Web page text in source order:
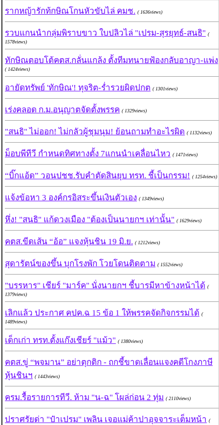
รากหญ้ารักท้กษิณโกนหัวขับไล่ คมช. ( 1636views)
รวบแกนนำกลุ่มพิราบขาว ใบปลิวไล่ "เปรม-สุรยุทธ์-สนธิ" (
1578views)
ทักษิณตอบโต้คตส.กลั่นแกล้ง ตั้งทีมทนายฟ้องกลับอาญา-แพ่ง
( 1424views)
อายัดทรัพย์ 'ทักษิณ'! ทุจริต-ร่ำรวยผิดปกต ( 1301views)
เร่งคลอด ก.ม.อนุญาตจัดตั้งพรรค ( 1329views)
"สนธิ" ไม่ออก! ไม่กลัวผู้ชุมนุม! ย้อนถามทำอะไรผิด ( 1132views)
ม็อบพีทีวี กำหนดทิศทางตั้ง 7แกนนำเคลื่อนไหว ( 1471views)
“บิ๊กแอ้ด” วอนปชช.รับคำตัดสินยุบ ทรท. ชี้เป็นกรรม! ( 1254views)
แจ้งข้อหา 3 องค์กรอิสระขึ้นเงินตัวเอง ( 1349views)
หึ่ง! "สนธิ" แก้ดวงเมือง "ต้องเป็นนายกฯ เท่านั้น" ( 1629views)
คตส.ขีดเส้น “อ้อ” แจงหุ้นชิน 19 มิ.ย. ( 1212views)
สุดารัตน์ของขึ้น บุกโรงพัก โวยโดนติดตาม ( 1552views)
"บรรหาร" เชียร์ "มาร์ค" นั่งนายกฯ ชี้บารมีหาข้างหน้าได้ (
1379views)
เลิกแล้ว ประกาศ คปค.ฉ 15 ข้อ 1 ให้พรรคจัดกิจกรรมได้ (
1489views)
เด็กเก่า ทรท.ตั้งแก๊งเชียร์ "แม้ว" ( 1380views)
คตส.ขู่ “พจมาน” อย่าตุกติก - ถกชี้ขาดเลื่อนแจงคดีโกงภาษี
หุ้นชินฯ ( 1443views)
ครม.รื้อรายการทีวี. ห้าม "น-ฉ" โผล่ก่อน 2 ทุ่ม ( 2110views)
ปราศรัยด่า "ป๋าเปรม" เพลิน เจอแม่ค้าปาอุจจาระเต็มหน้า (